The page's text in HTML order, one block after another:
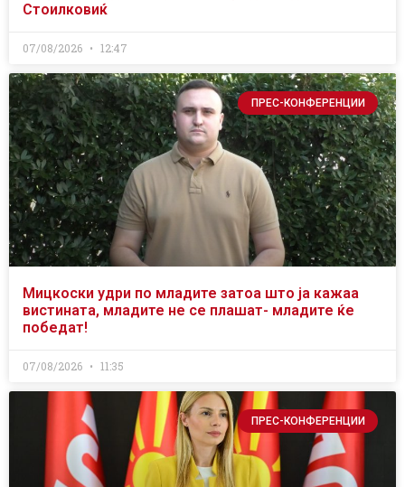
Стоилковиќ
07/08/2026 12:47
ПРЕС-КОНФЕРЕНЦИИ
Мицкоски удри по младите затоа што ја кажаа
вистината, младите не се плашат- младите ќе
победат!
07/08/2026 11:35
ПРЕС-КОНФЕРЕНЦИИ